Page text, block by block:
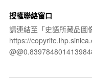
授權聯絡窗口
請連結至「史語所藏品圖
https://